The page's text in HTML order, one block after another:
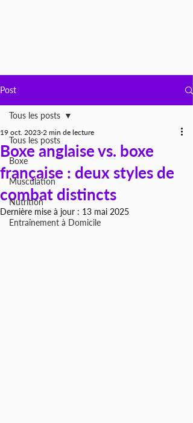
Post
Tous les posts
Boxe
Musculation
Nutrition
Entraînement à Domicile
Tous les posts
Boxe anglaise vs. boxe
française : deux styles de
combat distincts
19 oct. 2023 2 min de lecture
Dernière mise à jour : 13 mai 2025